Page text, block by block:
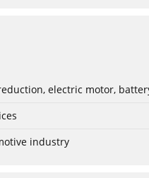
electric motor,
industry